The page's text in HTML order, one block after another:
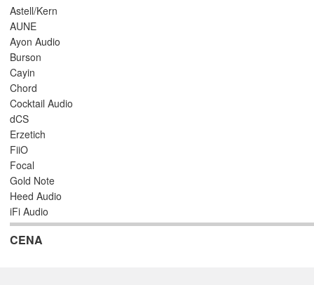
Astell/Kern
AUNE
Ayon Audio
Burson
Cayin
Chord
Cocktail Audio
dCS
Erzetich
FiiO
Focal
Gold Note
Heed Audio
iFi Audio
Mytek
Naim Audio
CENA